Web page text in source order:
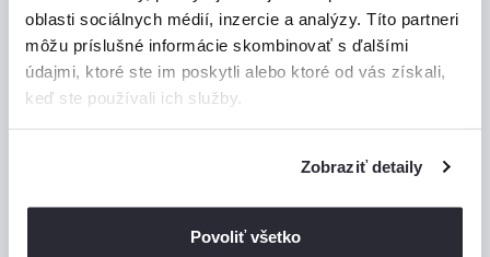
oblasti sociálnych médií, inzercie a analýzy. Títo partneri
môžu príslušné informácie skombinovať s ďalšími
údajmi, ktoré ste im poskytli alebo ktoré od vás získali,
keď ste používali ich služby.
Zobraziť detaily
Povoliť všetko
Hotel / Penzión
Iné jedinečné miesta